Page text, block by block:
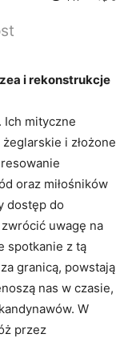
i rekonstrukcje
Ich mityczne
i złożone
oraz miłośników
dostęp do
uwagę na
spotkanie z tą
granicą, powstają
nas w czasie,
W
przez